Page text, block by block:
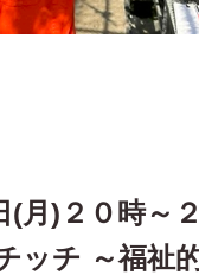
月)２０時～
ッチ ～福祉